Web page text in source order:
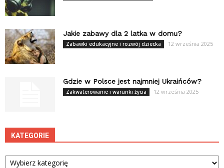
Jakie zabawy dla 2 latka w domu?
Zabawki edukacyjne i rozwój dziecka 12 września 2025
Gdzie w Polsce jest najmniej Ukraińców?
Zakwaterowanie i warunki życia 12 września 2025
KATEGORIE
Kategorie